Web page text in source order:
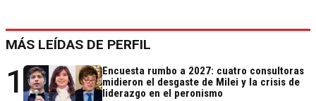
MÁS LEÍDAS DE PERFIL
1
Encuesta rumbo a 2027: cuatro consultoras
midieron el desgaste de Milei y la crisis de
liderazgo en el peronismo